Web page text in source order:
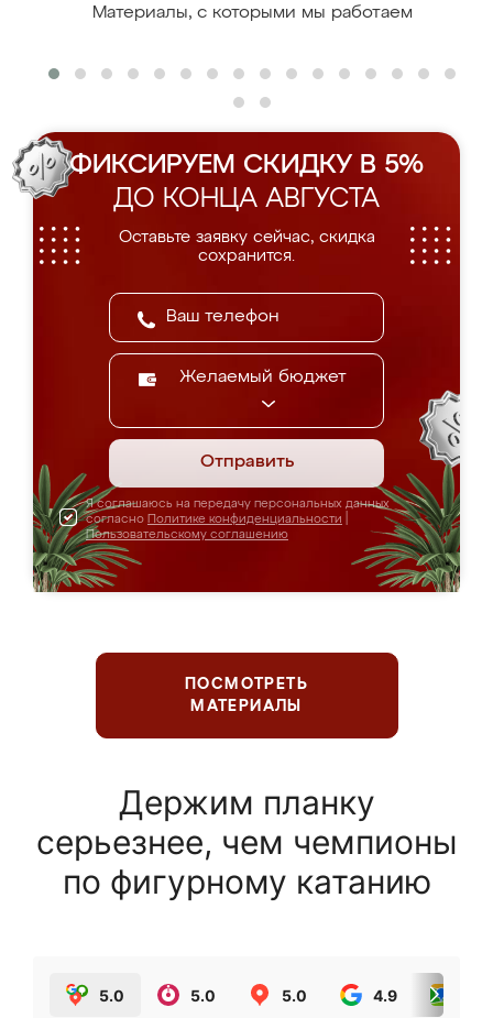
Материалы, с которыми мы работаем
ФИКСИРУЕМ СКИДКУ В 5%
ДО КОНЦА АВГУСТА
Оставьте заявку сейчас, скидка
сохранится.
Желаемый бюджет
Отправить
Я соглашаюсь на передачу персональных данных
согласно Политике конфиденциальности
Пользовательскому соглашению
ПОСМОТРЕТЬ
МАТЕРИАЛЫ
Держим планку
серьезнее, чем чемпионы
по фигурному катанию
5.0 5.0 5.0 4.9